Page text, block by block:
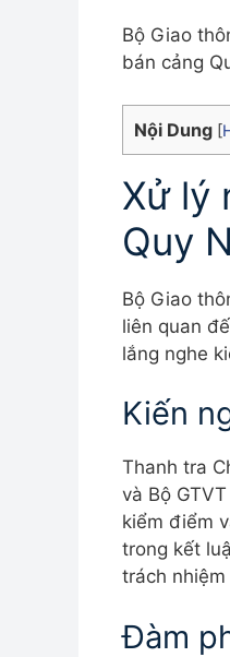
Bộ Giao
bán cảng
Nội Dung [
Xử lý
Quy
Bộ Giao
liên quan
lắng nghe
Kiến
Thanh tra
và Bộ
kiểm điểm
trong kết
trách
Đàm